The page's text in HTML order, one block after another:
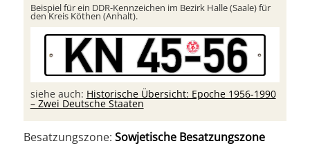
Beispiel für ein DDR-Kennzeichen im Bezirk Halle (Saale) für
den Kreis Köthen (Anhalt).
siehe auch: Historische Übersicht: Epoche 1956-1990
– Zwei Deutsche Staaten
Besatzungszone: Sowjetische Besatzungszone